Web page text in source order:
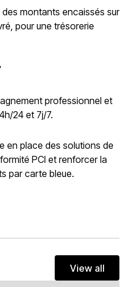
montants encaissés sur
pour une trésorerie
professionnel et
24 et 7j/7.
en place des solutions de
PCI et renforcer la
par carte bleue.
View
View all